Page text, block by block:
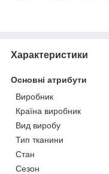
Характеристики
Основні атрибути
Виробник
Країна виробник
Вид виробу
Тип тканини
Стан
Сезон